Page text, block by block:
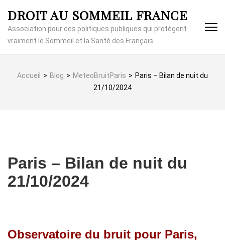
contenu
(Pressez
DROIT AU SOMMEIL FRANCE
Association pour des politiques publiques qui protègent
vraiment le Sommeil et la Santé des Français
Accueil > Blog > MeteoBruitParis > Paris – Bilan de nuit du
21/10/2024
Paris – Bilan de nuit du
21/10/2024
Observatoire du bruit pour Paris,